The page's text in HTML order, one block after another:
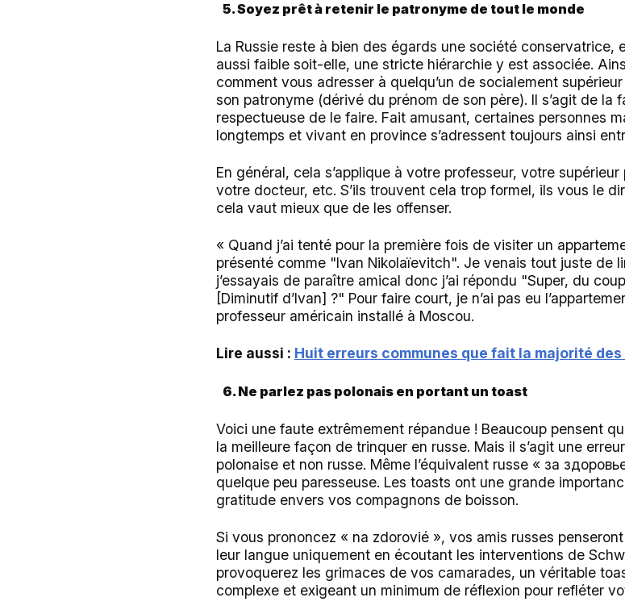
5. Soyez prêt à retenir le patronyme de tout le monde
La Russie reste à bien des égards une société
aussi faible soit-elle, une stricte hiérarchie y est associée.
comment vous adresser à quelqu’un de socialement
son patronyme (dérivé du prénom de son père). Il s’agit de la
respectueuse de le faire. Fait amusant, certaines personnes
longtemps et vivant en province s’adressent toujours ainsi
En général, cela s’applique à votre professeur, votre
votre docteur, etc. S’ils trouvent cela trop formel, ils vous le
cela vaut mieux que de les offenser.
« Quand j’ai tenté pour la première fois de visiter un
présenté comme "Ivan Nikolaïevitch". Je venais tout juste de
j’essayais de paraître amical donc j’ai répondu "Super, du
[Diminutif d’Ivan] ?" Pour faire court, je n’ai pas eu
professeur américain installé à Moscou.
Lire aussi : Huit erreurs communes que fait la majorité
6. Ne parlez pas polonais en portant un toast
Voici une faute extrêmement répandue ! Beaucoup pensent
la meilleure façon de trinquer en russe. Mais il s’agit une
polonaise et non russe. Même l’équivalent russe « за
quelque peu paresseuse. Les toasts ont une grande
gratitude envers vos compagnons de boisson.
Si vous prononcez « na zdorovié », vos amis russes
leur langue uniquement en écoutant les interventions de
provoquerez les grimaces de vos camarades, un véritable
complexe et exigeant un minimum de réflexion pour refléter